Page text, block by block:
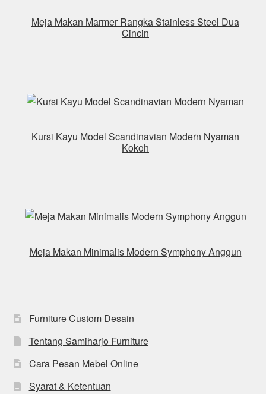
Meja Makan Marmer Rangka Stainless Steel Dua
Cincin
Kursi Kayu Model Scandinavian Modern Nyaman
Kokoh
Meja Makan Minimalis Modern Symphony Anggun
Furniture Custom Desain
Tentang Samiharjo Furniture
Cara Pesan Mebel Online
Syarat & Ketentuan